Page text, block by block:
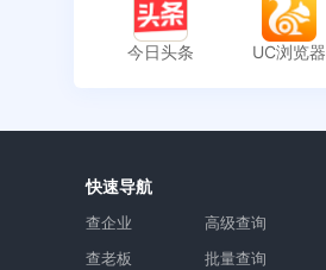
今日头条 UC浏览器
快速导航
查企业
查老板
高级查询
批量查询